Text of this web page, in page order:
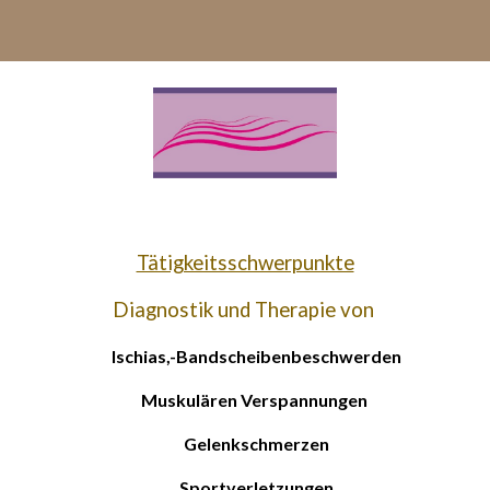
Tätigkeitsschwerpunkte
Diagnostik und Therapie von
Ischias,-Bandscheibenbeschwerden
Muskulären Verspannungen
Gelenkschmerzen